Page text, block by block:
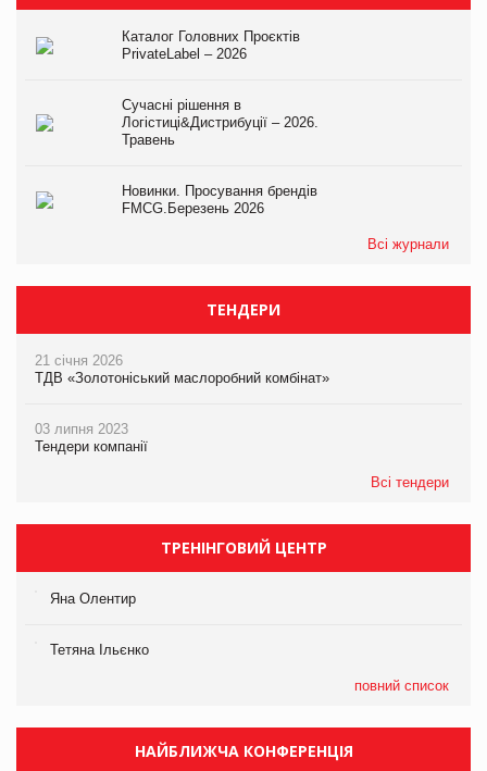
Каталог Головних Проєктів
PrivateLabel – 2026
Сучасні рішення в
Логістиці&Дистрибуції – 2026.
Травень
Новинки. Просування брендів
FMCG.Березень 2026
Всі журнали
ТЕНДЕРИ
21 січня 2026
ТДВ «Золотоніський маслоробний комбінат»
03 липня 2023
Тендери компанії
Всі тендери
ТРЕНІНГОВИЙ ЦЕНТР
Яна Олентир
Тетяна Ільєнко
повний список
НАЙБЛИЖЧА КОНФЕРЕНЦІЯ